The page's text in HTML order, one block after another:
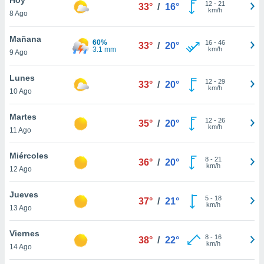
y
en
más
de
8 Ago
33° / 16° 12- 21
km/h
Mañana
9 Ago
60%
3.1 mm
33° / 20° 16- 46
km/h
Lunes
10 Ago
33° / 20° 12- 29
km/h
Martes
11 Ago
35° / 20° 12- 26
km/h
Miércoles
12 Ago
36° / 20° 8- 21
km/h
Jueves
13 Ago
37° / 21° 5- 18
km/h
Viernes
14 Ago
38° / 22° 8- 16
km/h